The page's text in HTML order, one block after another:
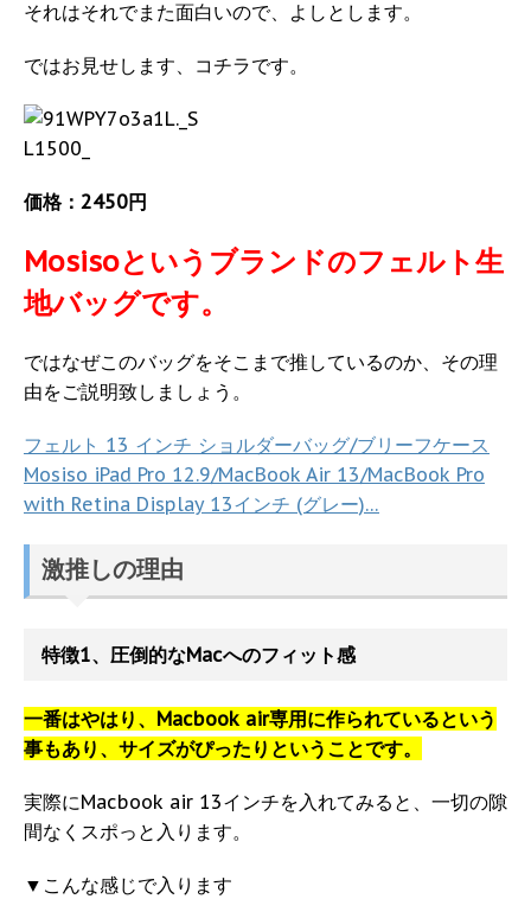
それはそれでまた面白いので、よしとします。
ではお見せします、コチラです。
価格：2450円
Mosisoというブランドのフェルト生
地バッグです。
ではなぜこのバッグをそこまで推しているのか、その理
由をご説明致しましょう。
フェルト 13 インチ ショルダーバッグ/ブリーフケース
Mosiso iPad Pro 12.9/MacBook Air 13/MacBook Pro
with Retina Display 13インチ (グレー)…
激推しの理由
特徴1、圧倒的なMacへのフィット感
一番はやはり、Macbook air専用に作られているという
事もあり、サイズがぴったりということです。
実際にMacbook air 13インチを入れてみると、一切の隙
間なくスポっと入ります。
▼こんな感じで入ります